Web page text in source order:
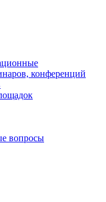
конференций
вопросы